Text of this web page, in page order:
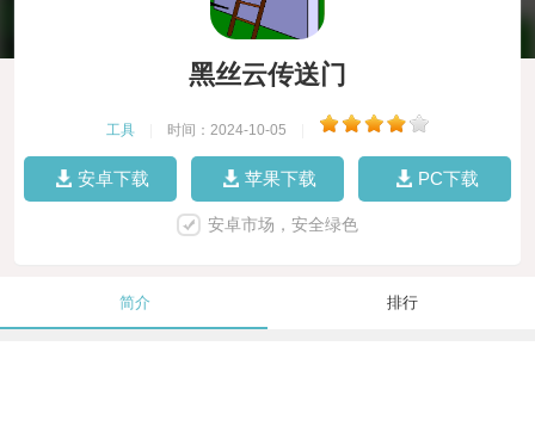
黑丝云传送门
工具 时间：2024-10-05
安卓下载 苹果下载 PC下载
安卓市场，安全绿色
简介 排行